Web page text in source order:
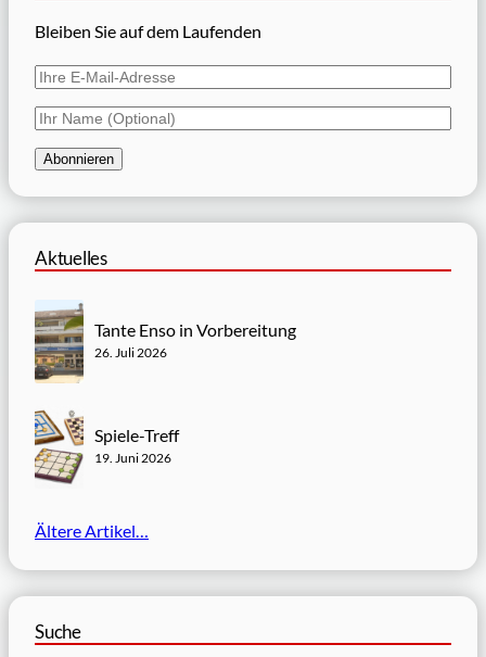
Bleiben Sie auf dem Laufenden
Aktuelles
T
a
n
t
e
E
n
o
i
n
V
o
r
Tante Enso in Vorbereitung
26. Juli 2026
S
p
i
e
-
T
r
e
Spiele-Treff
19. Juni 2026
Ältere Artikel…
Suche